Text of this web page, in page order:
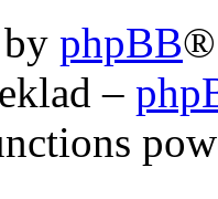
phpBB®
–